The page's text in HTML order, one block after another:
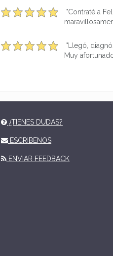
"Contraté a
"Llegó,
Muy
¿TIENES DUDAS?
ESCRIBENOS
ENVIAR FEEDBACK